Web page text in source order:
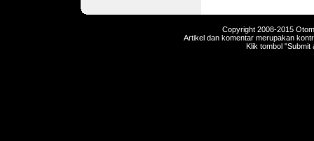
Copyright 2008-2015
Artikel dan komentar merupakan
Klik tombol